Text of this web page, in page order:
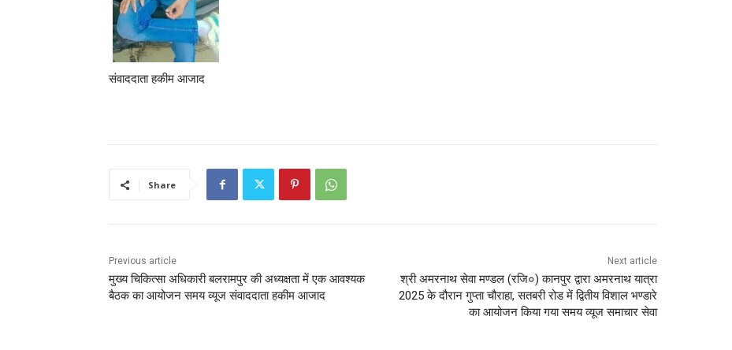
संवाददाता हकीम आजाद
Share
Previous article
मुख्य चिकित्सा अधिकारी बलरामपुर की अध्यक्षता में एक आवश्यक
बैठक का आयोजन समय व्यूज संवाददाता हकीम आजाद
Next article
श्री अमरनाथ सेवा मण्डल (रजि०) कानपुर द्वारा अमरनाथ यात्रा
2025 के दौरान गुप्ता चौराहा, सतबरी रोड में द्वितीय विशाल भण्डारे
का आयोजन किया गया समय व्यूज समाचार सेवा